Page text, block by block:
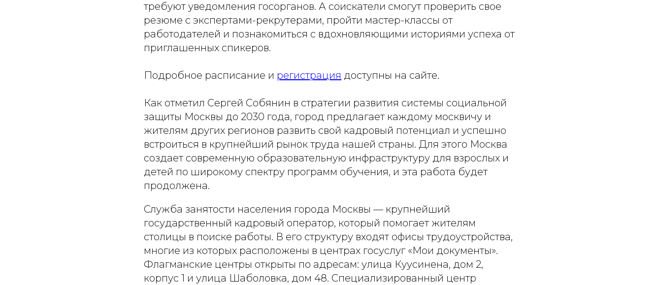
требуют уведомления госорганов. А соискатели смогут проверить свое
резюме с экспертами-рекрутерами, пройти мастер-классы от
работодателей и познакомиться с вдохновляющими историями успеха от
приглашенных спикеров.
Подробное расписание и регистрация доступны на сайте.
Как отметил Сергей Собянин в стратегии развития системы социальной
защиты Москвы до 2030 года, город предлагает каждому москвичу и
жителям других регионов развить свой кадровый потенциал и успешно
встроиться в крупнейший рынок труда нашей страны. Для этого Москва
создает современную образовательную инфраструктуру для взрослых и
детей по широкому спектру программ обучения, и эта работа будет
продолжена.
Служба занятости населения города Москвы — крупнейший
государственный кадровый оператор, который помогает жителям
столицы в поиске работы. В его структуру входят офисы трудоустройства,
многие из которых расположены в центрах госуслуг «Мои документы».
Флагманские центры открыты по адресам: улица Куусинена, дом 2,
корпус 1 и улица Шаболовка, дом 48. Специализированный центр